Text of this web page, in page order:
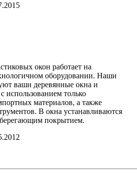
окон работает на
оборудовании. Наши
ваши деревянные окна и
использованием только
материалов, а также
В окна устанавливаются
покрытием.